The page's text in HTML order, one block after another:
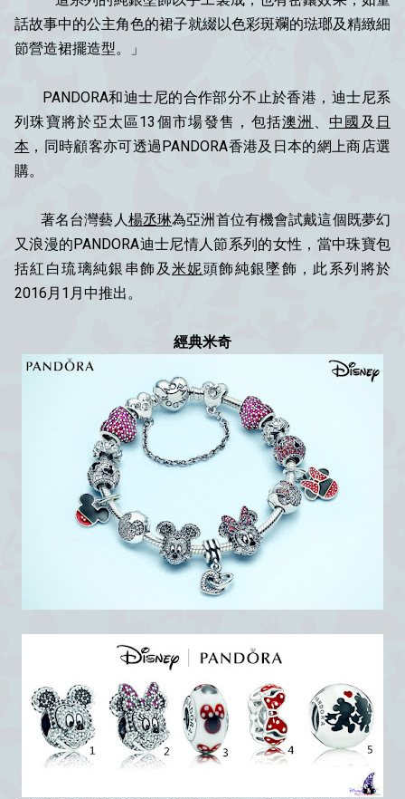
話故事中的公主角色的裙子就綴以色彩斑斕的琺瑯及精緻細
節營造裙擺造型。」
PANDORA和迪士尼的合作部分不止於香港，迪士尼系
列珠寶將於亞太區13個市場發售，包括澳洲 、中國 及 日
本 ，同時顧客亦可透過PANDORA香港及日本的網上商店選
購。
著名台灣藝人 楊丞琳為亞洲首位有機會試戴這個既夢幻
又浪漫的PANDORA迪士尼情人節系列的女性，當中珠寶包
括紅白琉璃純銀串飾及 米妮頭飾純銀墜飾，此系列將於
2016月1月中推出。
經典米奇